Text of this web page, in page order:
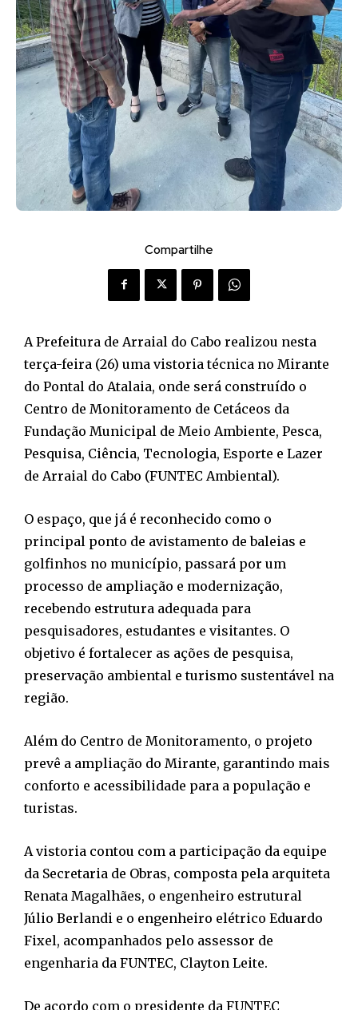
Compartilhe
A Prefeitura de Arraial do Cabo realizou nesta
terça-feira (26) uma vistoria técnica no Mirante
do Pontal do Atalaia, onde será construído o
Centro de Monitoramento de Cetáceos da
Fundação Municipal de Meio Ambiente, Pesca,
Pesquisa, Ciência, Tecnologia, Esporte e Lazer
de Arraial do Cabo (FUNTEC Ambiental).
O espaço, que já é reconhecido como o
principal ponto de avistamento de baleias e
golfinhos no município, passará por um
processo de ampliação e modernização,
recebendo estrutura adequada para
pesquisadores, estudantes e visitantes. O
objetivo é fortalecer as ações de pesquisa,
preservação ambiental e turismo sustentável na
região.
Além do Centro de Monitoramento, o projeto
prevê a ampliação do Mirante, garantindo mais
conforto e acessibilidade para a população e
turistas.
A vistoria contou com a participação da equipe
da Secretaria de Obras, composta pela arquiteta
Renata Magalhães, o engenheiro estrutural
Júlio Berlandi e o engenheiro elétrico Eduardo
Fixel, acompanhados pelo assessor de
engenharia da FUNTEC, Clayton Leite.
De acordo com o presidente da FUNTEC